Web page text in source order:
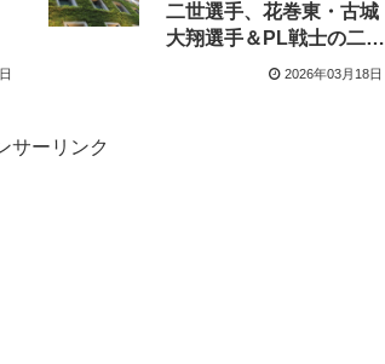
二世選手、花巻東・古城
大翔選手＆PL戦士の二世
は対戦相手のユニフォー
2026年03月18日
サーリンク